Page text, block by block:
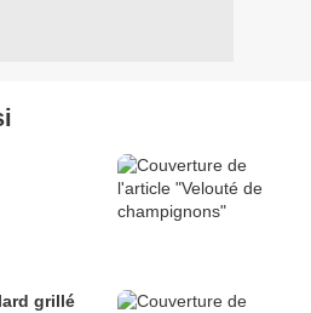
grillé